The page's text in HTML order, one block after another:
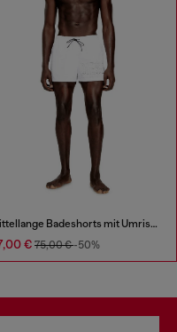
Mittellange Badeshorts mit Umriss-Logo
€ 75,00 €-50%